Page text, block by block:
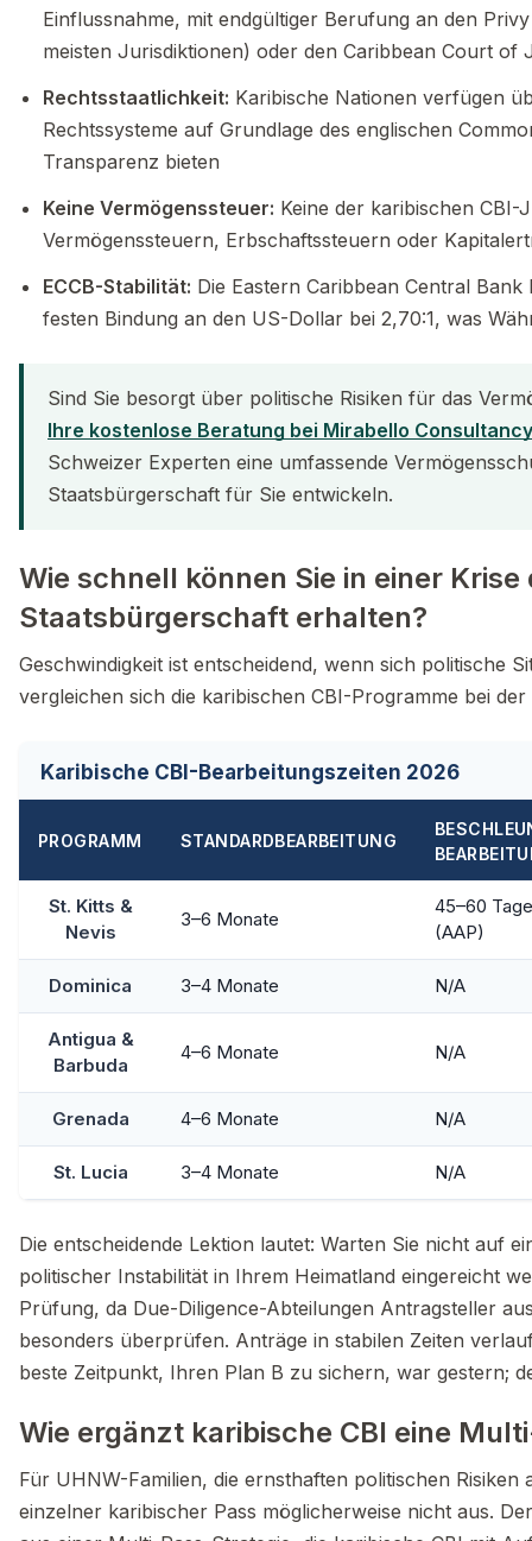
Einflussnahme, mit endgültiger Berufung an den
meisten Jurisdiktionen) oder den Caribbean Court of
Rechtsstaatlichkeit: Karibische Nationen verfügen
Rechtssysteme auf Grundlage des englischen
Transparenz bieten
Keine Vermögenssteuer: Keine der karibischen CBI-
Vermögenssteuern, Erbschaftssteuern oder
ECCB-Stabilität: Die Eastern Caribbean Central
festen Bindung an den US-Dollar bei 2,70:1, was
Sind Sie besorgt über politische Risiken für das
Ihre kostenlose Beratung bei Mirabello Consultancy
Schweizer Experten eine umfassende
Staatsbürgerschaft für Sie entwickeln.
Wie schnell können Sie in einer
Staatsbürgerschaft erhalten?
Geschwindigkeit ist entscheidend, wenn sich politische
vergleichen sich die karibischen CBI-Programme bei der
Karibische CBI-Bearbeitungszeiten 2026
PROGRAMM STANDARDBEARBEITUNG
St. Kitts &
Nevis
3–6 Monate
45–60 Tage
(AAP)
Dominica 3–4 Monate N/A
Antigua &
Barbuda
4–6 Monate N/A
Grenada 4–6 Monate N/A
St. Lucia 3–4 Monate N/A
Die entscheidende Lektion lautet: Warten Sie nicht auf
politischer Instabilität in Ihrem Heimatland eingereicht
Prüfung, da Due-Diligence-Abteilungen Antragsteller
besonders überprüfen. Anträge in stabilen Zeiten
beste Zeitpunkt, Ihren Plan B zu sichern, war gestern;
Wie ergänzt karibische CBI eine
Für UHNW-Familien, die ernsthaften politischen Risiken
einzelner karibischer Pass möglicherweise nicht aus.